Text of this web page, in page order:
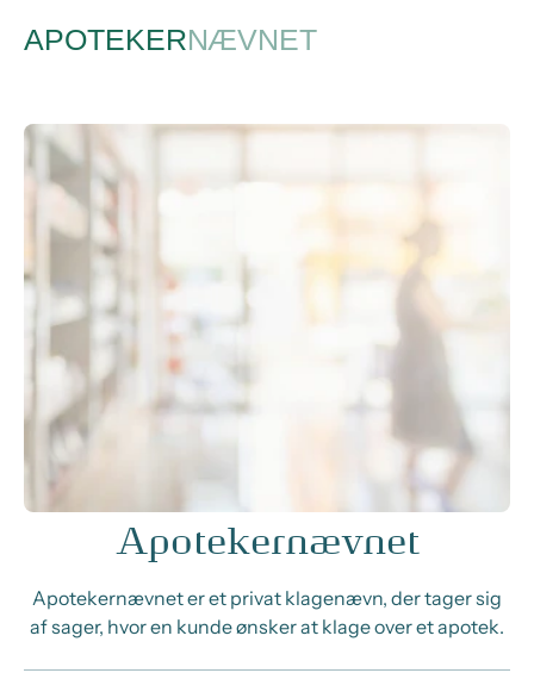
APOTEKERNÆVNET
Apotekernævnet
Apotekernævnet er et privat klagenævn, der tager sig
af sager, hvor en kunde ønsker at klage over et apotek.